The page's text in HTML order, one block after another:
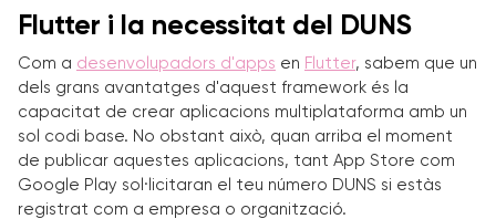
Flutter i la necessitat del DUNS
Com a desenvolupadors d'apps en Flutter, sabem que un
dels grans avantatges d'aquest framework és la
capacitat de crear aplicacions multiplataforma amb un
sol codi base. No obstant això, quan arriba el moment
de publicar aquestes aplicacions, tant App Store com
Google Play sol·licitaran el teu número DUNS si estàs
registrat com a empresa o organització.